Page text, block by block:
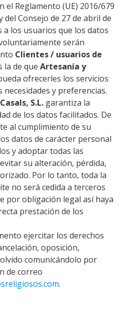
el Reglamento (UE) 2016/679
Consejo de 27 de abril de
a los usuarios que los datos
serán
Clientes / usuarios de
la de que Artesanía y
ofrecerles los servicios
necesidades y preferencias.
S.L. garantiza la
de los datos facilitados. De
al cumplimiento de su
datos de carácter personal
y adoptar todas las
su alteración, pérdida,
Por lo tanto, toda la
no será cedida a terceros
por obligación legal así haya
prestación de los
ejercitar los derechos
oposición,
comunicándolo por
de correo
.